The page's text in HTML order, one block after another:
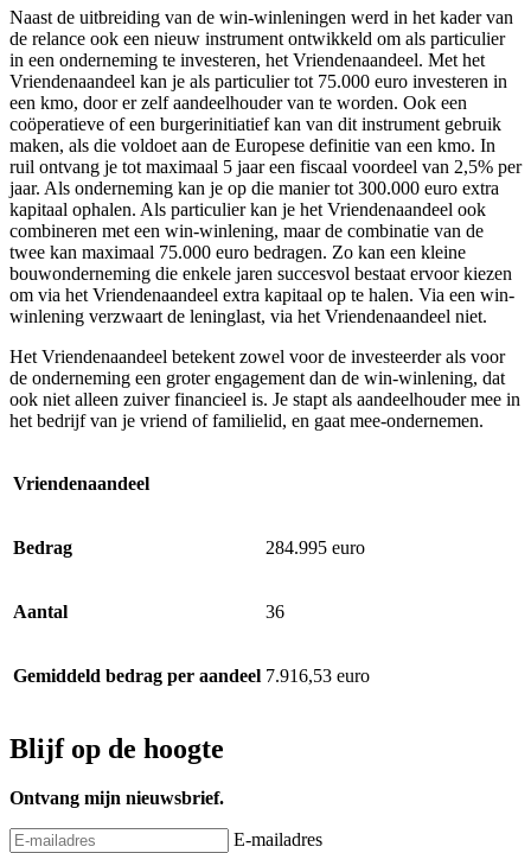
Naast de uitbreiding van de win-winleningen werd in het kader van
de relance ook een nieuw instrument ontwikkeld om als particulier
in een onderneming te investeren, het Vriendenaandeel. Met het
Vriendenaandeel kan je als particulier tot 75.000 euro investeren in
een kmo, door er zelf aandeelhouder van te worden. Ook een
coöperatieve of een burgerinitiatief kan van dit instrument gebruik
maken, als die voldoet aan de Europese definitie van een kmo. In
ruil ontvang je tot maximaal 5 jaar een fiscaal voordeel van 2,5% per
jaar. Als onderneming kan je op die manier tot 300.000 euro extra
kapitaal ophalen. Als particulier kan je het Vriendenaandeel ook
combineren met een win-winlening, maar de combinatie van de
twee kan maximaal 75.000 euro bedragen. Zo kan een kleine
bouwonderneming die enkele jaren succesvol bestaat ervoor kiezen
om via het Vriendenaandeel extra kapitaal op te halen. Via een win-
winlening verzwaart de leninglast, via het Vriendenaandeel niet.
Het Vriendenaandeel betekent zowel voor de investeerder als voor
de onderneming een groter engagement dan de win-winlening, dat
ook niet alleen zuiver financieel is. Je stapt als aandeelhouder mee in
het bedrijf van je vriend of familielid, en gaat mee-ondernemen.
Vriendenaandeel
Bedrag 284.995 euro
Aantal 36
Gemiddeld bedrag per aandeel 7.916,53 euro
Blijf op de hoogte
Ontvang mijn nieuwsbrief.
E-mailadres